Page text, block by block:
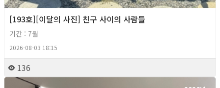
[193호][이달의 사진] 친구 사이의 사람들
기간 : 7월
2026-08-03 18:15
136